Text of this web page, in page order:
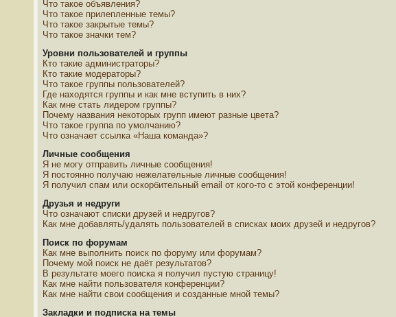
Что такое объявления?
Что такое прилепленные темы?
Что такое закрытые темы?
Что такое значки тем?
Уровни пользователей и группы
Кто такие администраторы?
Кто такие модераторы?
Что такое группы пользователей?
Где находятся группы и как мне вступить в них?
Как мне стать лидером группы?
Почему названия некоторых групп имеют разные цвета?
Что такое группа по умолчанию?
Что означает ссылка «Наша команда»?
Личные сообщения
Я не могу отправить личные сообщения!
Я постоянно получаю нежелательные личные сообщения!
Я получил спам или оскорбительный email от кого-то с этой конференции!
Друзья и недруги
Что означают списки друзей и недругов?
Как мне добавлять/удалять пользователей в списках моих друзей и недругов?
Поиск по форумам
Как мне выполнить поиск по форуму или форумам?
Почему мой поиск не даёт результатов?
В результате моего поиска я получил пустую страницу!
Как мне найти пользователя конференции?
Как мне найти свои сообщения и созданные мной темы?
Закладки и подписка на темы